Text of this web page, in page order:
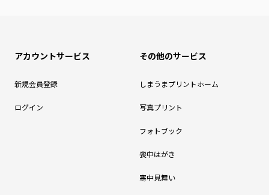
アカウントサービス
新規会員登録
ログイン
その他のサービス
しまうまプリントホーム
写真プリント
フォトブック
喪中はがき
寒中見舞い